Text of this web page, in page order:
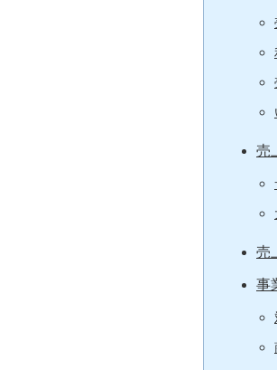
売
売
事